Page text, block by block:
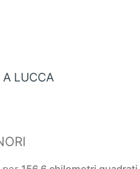
A LUCCA